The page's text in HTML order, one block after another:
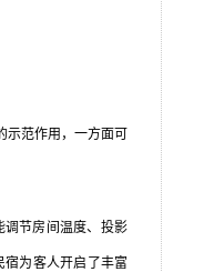
范作用，一方面可
节房间温度、投影
宿为客人开启了丰富